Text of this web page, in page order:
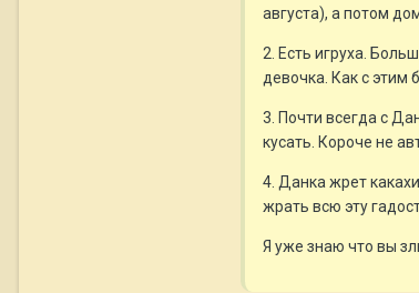
августа), а потом
2. Есть игруха.
девочка. Как с этим
3. Почти всегда с
кусать. Короче не
4. Данка жрет
жрать всю эту
Я уже знаю что вы